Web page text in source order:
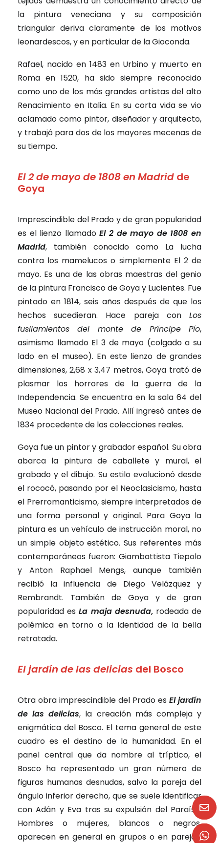
la pintura veneciana y su composición
triangular deriva claramente de los motivos
leonardescos, y en particular de la Gioconda.
Rafael, nacido en 1483 en Urbino y muerto en
Roma en 1520, ha sido siempre reconocido
como uno de los más grandes artistas del alto
Renacimiento en Italia. En su corta vida se vio
aclamado como pintor, diseñador y arquitecto,
y trabajó para dos de los mayores mecenas de
su tiempo.
El 2 de mayo de 1808 en Madrid de
Goya
Imprescindible del Prado y de gran popularidad
es el lienzo llamadoEl 2 de mayo de 1808 en
Madrid, también conocido como La lucha
contra los mamelucos o simplemente El 2 de
mayo. Es una de las obras maestras del genio
de la pintura Francisco de Goya y Lucientes. Fue
pintado en 1814, seis años después de que los
hechos sucedieran. Hace pareja con Los
fusilamientos del monte de Príncipe Pío,
asimismo llamado El 3 de mayo (colgado a su
lado en el museo). En este lienzo de grandes
dimensiones, 2,68 x 3,47 metros, Goya trató de
plasmar los horrores de la guerra de la
Independencia. Se encuentra en la sala 64 del
Museo Nacional del Prado. Allí ingresó antes de
1834 procedente de las colecciones reales.
Goya fue un pintor y grabador español. Su obra
abarca la pintura de caballete y mural, el
grabado y el dibujo. Su estilo evolucionó desde
el rococó, pasando por el Neoclasicismo, hasta
el Prerromanticismo, siempre interpretados de
una forma personal y original. Para Goya la
pintura es un vehículo de instrucción moral, no
un simple objeto estético. Sus referentes más
contemporáneos fueron: Giambattista Tiepolo
y Anton Raphael Mengs, aunque también
recibió la influencia de Diego Velázquez y
Rembrandt. También de Goya y de gran
popularidad esLa maja desnuda,rodeada de
polémica en torno a la identidad de la bella
retratada.
El jardín de las delicias del Bosco
Otra obra imprescindible del Prado es El jardín
de las delicias, la creación más compleja y
enigmática del Bosco. El tema general de este
cuadro es el destino de la humanidad. En el
panel central que da nombre al tríptico, el
Bosco ha representado un gran número de
figuras humanas desnudas, salvo la pareja del
ángulo inferior derecho, que se suele identificar
con Adán y Eva tras su expulsión del Paraíso.
Hombres o mujeres, blancos o negros,
aparecen en general en grupos o en parejas,